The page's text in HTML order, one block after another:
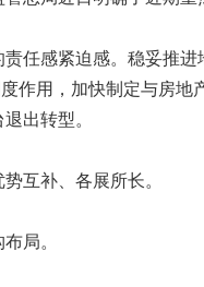
任感紧迫感。稳妥推
作用，加快制定与房地
出转型。
互补、各展所长。
局。